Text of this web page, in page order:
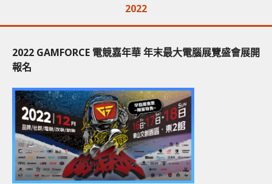
2022
2022 GAMFORCE 電競嘉年華 年末最大電腦展覽盛會展開
報名